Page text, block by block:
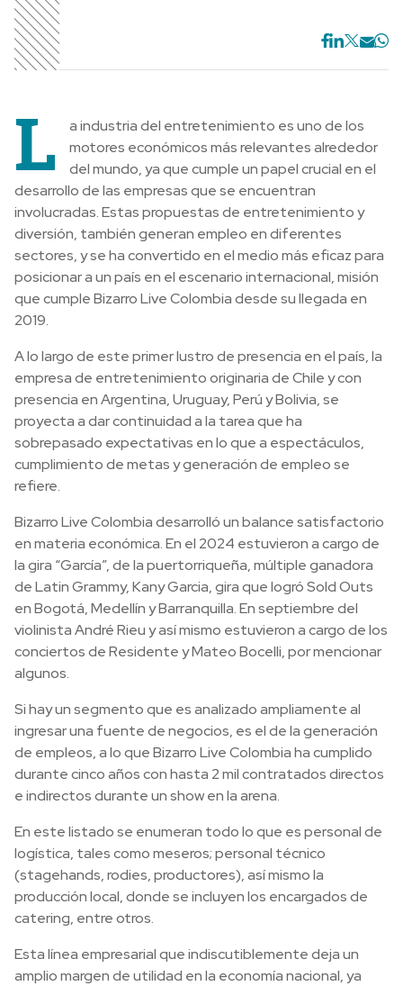
L
a industria del entretenimiento es uno de los
motores económicos más relevantes alrededor
del mundo, ya que cumple un papel crucial en el
desarrollo de las empresas que se encuentran
involucradas. Estas propuestas de entretenimiento y
diversión, también generan empleo en diferentes
sectores, y se ha convertido en el medio más eficaz para
posicionar a un país en el escenario internacional, misión
que cumple Bizarro Live Colombia desde su llegada en
2019.
A lo largo de este primer lustro de presencia en el país, la
empresa de entretenimiento originaria de Chile y con
presencia en Argentina, Uruguay, Perú y Bolivia, se
proyecta a dar continuidad a la tarea que ha
sobrepasado expectativas en lo que a espectáculos,
cumplimiento de metas y generación de empleo se
refiere.
Bizarro Live Colombia desarrolló un balance satisfactorio
en materia económica. En el 2024 estuvieron a cargo de
la gira “García”, de la puertorriqueña, múltiple ganadora
de Latin Grammy, Kany Garcia, gira que logró Sold Outs
en Bogotá, Medellín y Barranquilla. En septiembre del
violinista André Rieu y así mismo estuvieron a cargo de los
conciertos de Residente y Mateo Bocelli, por mencionar
algunos.
Si hay un segmento que es analizado ampliamente al
ingresar una fuente de negocios, es el de la generación
de empleos, a lo que Bizarro Live Colombia ha cumplido
durante cinco años con hasta 2 mil contratados directos
e indirectos durante un show en la arena.
En este listado se enumeran todo lo que es personal de
logística, tales como meseros; personal técnico
(stagehands, rodies, productores), así mismo la
producción local, donde se incluyen los encargados de
catering, entre otros.
Esta línea empresarial que indiscutiblemente deja un
amplio margen de utilidad en la economía nacional, ya